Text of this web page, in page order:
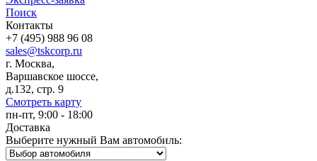
Поиск
Контакты
+7 (495) 988 96 08
sales@tskcorp.ru
г. Москва,
Варшавское шоссе,
д.132, стр. 9
Смотреть карту
пн-пт, 9:00 - 18:00
Доставка
Выберите нужный Вам автомобиль: